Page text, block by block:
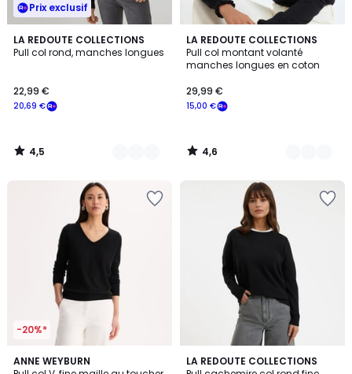
Prix exclusif
LA REDOUTE COLLECTIONS
Pull col rond, manches longues
€
souscrivez
notre
programme
20,69 €
22,99 €
4,5
/ 5
5
Couleurs
4,5
/
LA REDOUTE COLLECTIONS
Pull col montant volanté
manches longues en coton
15,00 €
29,99 €
4,6
/ 5
2
Couleurs
4,6
/
-20%*
ANNE WEYBURN
4,2
4
LA REDOUTE COLLECTIONS
4,3
2